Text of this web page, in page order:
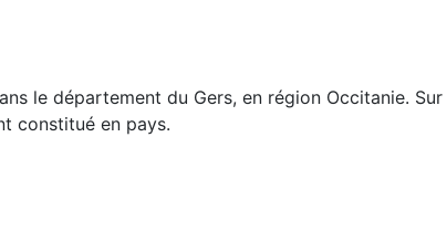
le département du Gers, en région Occitanie.
constitué en pays.